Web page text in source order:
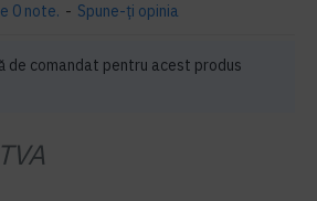
0 note. - Spune-ţi opinia
de comandat pentru acest produs